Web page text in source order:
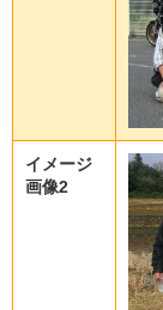
イメージ
画像2